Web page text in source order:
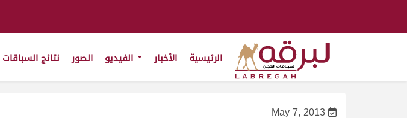
الرئيسية الأخبار الصور نتائج السباقات
May 7, 2013